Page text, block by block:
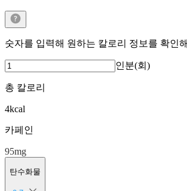
숫자를 입력해 원하는 칼로리 정보를 확인
인분(회)
총 칼로리
4kcal
카페인
95mg
탄수화물